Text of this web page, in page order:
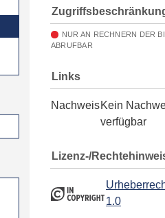
NUR AN RECHNERN DER
ABRUFBAR
Links
NachweisKein
verfügbar
Lizenz-/
1.0